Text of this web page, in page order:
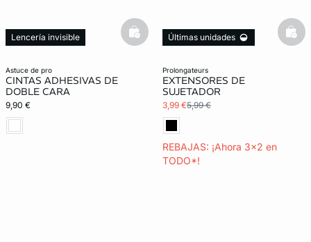
astuce de pro
CINTAS ADHESIVAS DE
DOBLE CARA
9,90 €
Lencería invisible basketfull
prolongateurs
EXTENSORES DE
SUJETADOR
3,99 €5,99 €
REBAJAS: ¡Ahora 3x2 en
TODO*!
Últimas unidades
Lencería invisible